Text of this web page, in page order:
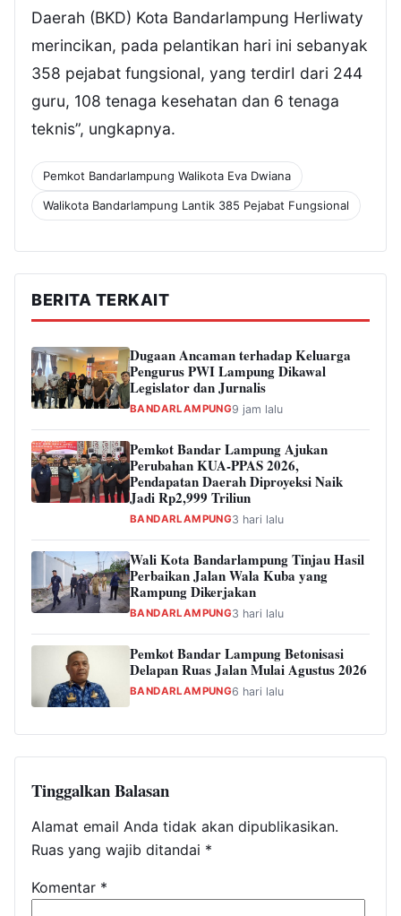
Daerah (BKD) Kota Bandarlampung Herliwaty
merincikan, pada pelantikan hari ini sebanyak
358 pejabat fungsional, yang terdirI dari 244
guru, 108 tenaga kesehatan dan 6 tenaga
teknis”, ungkapnya.
Pemkot Bandarlampung Walikota Eva Dwiana
Walikota Bandarlampung Lantik 385 Pejabat Fungsional
BERITA TERKAIT
Dugaan Ancaman terhadap Keluarga
Pengurus PWI Lampung Dikawal
Legislator dan Jurnalis
BANDARLAMPUNG9 jam lalu
Pemkot Bandar Lampung Ajukan
Perubahan KUA-PPAS 2026,
Pendapatan Daerah Diproyeksi Naik
Jadi Rp2,999 Triliun
BANDARLAMPUNG3 hari lalu
Wali Kota Bandarlampung Tinjau Hasil
Perbaikan Jalan Wala Kuba yang
Rampung Dikerjakan
BANDARLAMPUNG3 hari lalu
Pemkot Bandar Lampung Betonisasi
Delapan Ruas Jalan Mulai Agustus 2026
BANDARLAMPUNG6 hari lalu
Tinggalkan Balasan
Alamat email Anda tidak akan dipublikasikan.
Ruas yang wajib ditandai *
Komentar *